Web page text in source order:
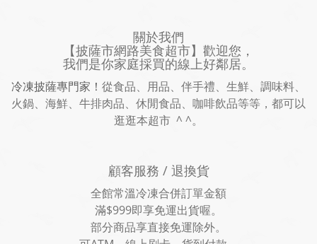
關於我們
【披薩市網路美食超市】歡迎您，
我們是你家庭採買的線上好鄰居。
冷凍披薩專門家！ 從食品、用品、伴手禮、生鮮、調味料、
火鍋、海鮮、牛排肉品、休閒食品、咖啡飲品等等，都可以
逛逛本超市 ^ ^。
顧客服務 / 退換貨
全館常溫冷凍合併訂單金額
滿$999即享免運出貨喔。
部分商品享直接免運除外。